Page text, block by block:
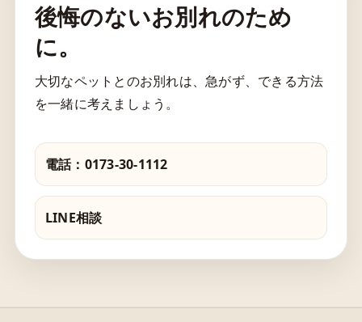
後悔のないお別れのため
に。
大切なペットとのお別れは、急がず、できる方法
を一緒に考えましょう。
電話：0173-30-1112
LINE相談